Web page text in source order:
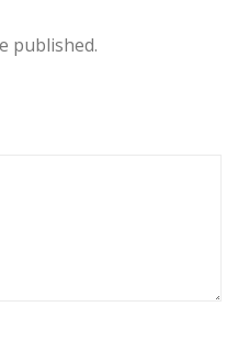
published.